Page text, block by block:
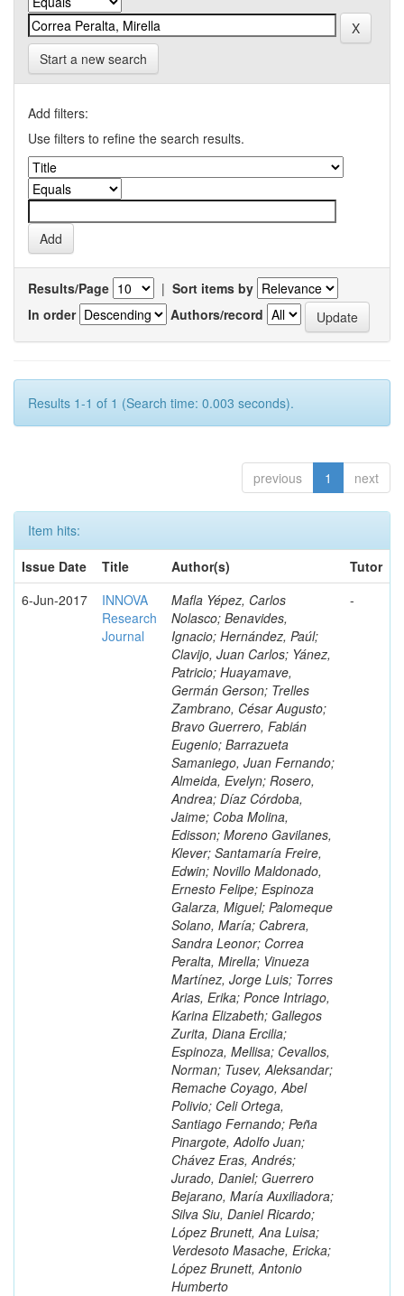
Start a new search
Add filters:
Use filters to refine the search results.
Results/Page | Sort items by
In order
Authors/record
Results 1-1 of 1 (Search time: 0.003 seconds).
previous 1 next
Item hits:
Issue Date
Title Author(s)
Tutor
6-Jun-2017
INNOVA
Research
Journal
Mafla Yépez, Carlos
Nolasco; Benavides,
Ignacio; Hernández, Paúl;
Clavijo, Juan Carlos; Yánez,
Patricio; Huayamave,
Germán Gerson; Trelles
Zambrano, César Augusto;
Bravo Guerrero, Fabián
Eugenio; Barrazueta
Samaniego, Juan Fernando;
Almeida, Evelyn; Rosero,
Andrea; Díaz Córdoba,
Jaime; Coba Molina,
Edisson; Moreno Gavilanes,
Klever; Santamaría Freire,
Edwin; Novillo Maldonado,
Ernesto Felipe; Espinoza
Galarza, Miguel; Palomeque
Solano, María; Cabrera,
Sandra Leonor; Correa
Peralta, Mirella; Vinueza
Martínez, Jorge Luis; Torres
Arias, Erika; Ponce Intriago,
Karina Elizabeth; Gallegos
Zurita, Diana Ercilia;
Espinoza, Mellisa; Cevallos,
Norman; Tusev, Aleksandar;
Remache Coyago, Abel
Polivio; Celi Ortega,
Santiago Fernando; Peña
Pinargote, Adolfo Juan;
Chávez Eras, Andrés;
Jurado, Daniel; Guerrero
Bejarano, María Auxiliadora;
Silva Siu, Daniel Ricardo;
López Brunett, Ana Luisa;
Verdesoto Masache, Ericka;
López Brunett, Antonio
Humberto
-